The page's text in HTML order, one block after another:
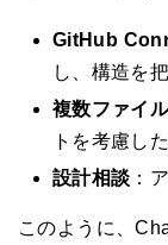
GitHub
し、構造を
複数ファイ
トを考慮し
設計相談 ：
このように、